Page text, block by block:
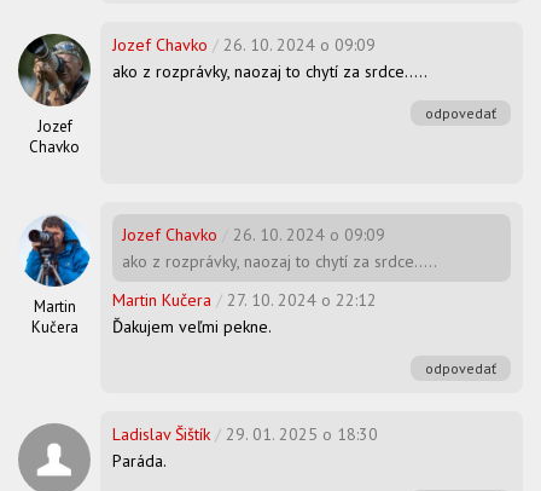
Jozef
Chavko
Jozef Chavko / 26. 10. 2024 o 09:09
ako z rozprávky, naozaj to chytí za srdce.....
odpovedať
Martin
Kučera
Jozef Chavko
26. 10. 2024 o 09:09
ako z rozprávky, naozaj to chytí za srdce.....
Martin Kučera / 27. 10. 2024 o 22:12
Ďakujem veľmi pekne.
odpovedať
Ladislav Šištík / 29. 01. 2025 o 18:30
Paráda.